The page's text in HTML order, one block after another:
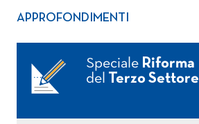
APPROFONDIMENTI
Speciale Riforma
del
Terzo Settore